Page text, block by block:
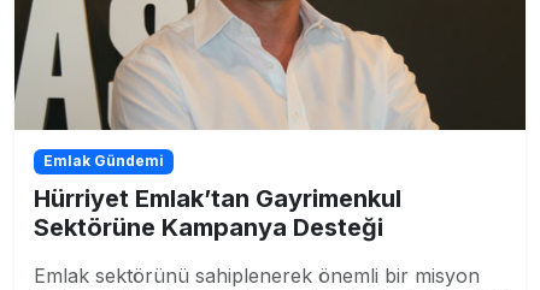
Emlak Gündemi
Hürriyet Emlak’tan Gayrimenkul
Sektörüne Kampanya Desteği
Emlak sektörünü sahiplenerek önemli bir misyon